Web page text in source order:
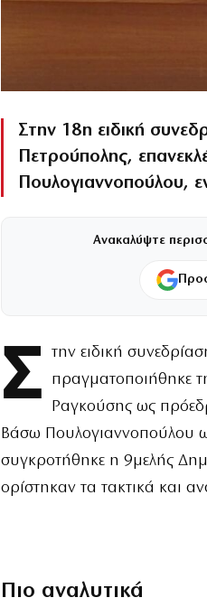
Στην 18η ειδική
Πετρούπολης,
Πουλογιαννοπούλου,
Ανακαλύψτε
Σ την ειδική
πραγματοποιήθηκε
Ραγκούσης ως
Βάσω Πουλογιαννοπούλου
συγκροτήθηκε η 9μελής
ορίστηκαν τα τακτικά και
Πιο αναλυτικά